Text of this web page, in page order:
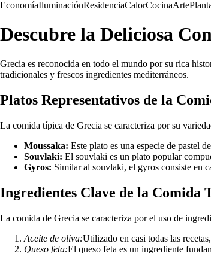
EconomíaIluminaciónResidenciaCalorCocinaArte
Descubre la Deliciosa
Grecia es reconocida en todo el mundo por su rica
tradicionales y frescos ingredientes mediterráneos.
Platos Representativos de la
La comida típica de Grecia se caracteriza por su
Moussaka: Este plato es una especie de pastel
Souvlaki: El souvlaki es un plato popular
Gyros: Similar al souvlaki, el gyros consiste en
Ingredientes Clave de la Comida
La comida de Grecia se caracteriza por el uso de
Aceite de oliva:Utilizado en casi todas las
Queso feta:El queso feta es un ingrediente